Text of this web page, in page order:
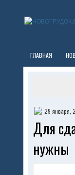
ГЛАВНАЯ
29 января,
Для
нужны